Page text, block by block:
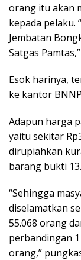
orang itu akan
kepada pelaku.
Jembatan
Satgas
Esok harinya,
ke kantor
Adapun harga
yaitu sekitar
dirupiahkan
barang bukti
“Sehingga
diselamatkan
55.068 orang
perbandingan
orang,”